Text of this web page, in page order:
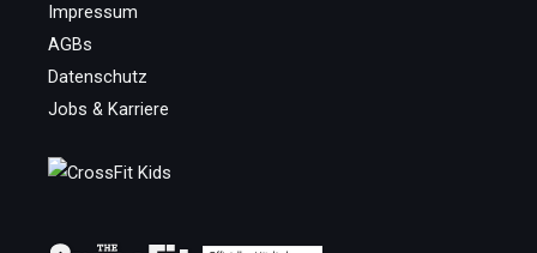
Impressum
AGBs
Datenschutz
Jobs & Karriere